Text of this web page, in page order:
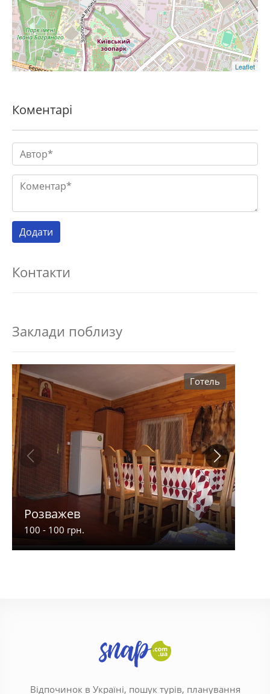
Leaflet
Коментарі
Контакти
Заклади поблизу
Готель
Розважев
100 - 100 грн.
Відпочинок в Україні, пошук турів, планування